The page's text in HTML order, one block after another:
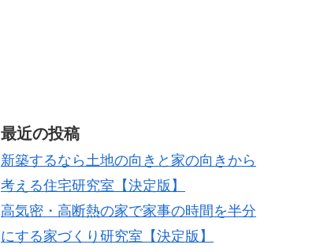
最近の投稿
新築するなら土地の向きと家の向きから
考える住宅研究室【決定版】
高気密・高断熱の家で家事の時間を半分
にする家づくり研究室【決定版】